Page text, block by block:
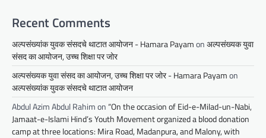
Recent Comments
अल्पसंख्यांक युवक संसदचे थाटात आयोजन - Hamara Payamonअल्पसंख्यक युवा
संसद का आयोजन, उच्च शिक्षा पर जोर
अल्पसंख्यक युवा संसद का आयोजन, उच्च शिक्षा पर जोर - Hamara Payamon
अल्पसंख्यांक युवक संसदचे थाटात आयोजन
Abdul Azim Abdul Rahimon “On the occasion of Eid-e-Milad-un-Nabi,
Jamaat-e-Islami Hind’s Youth Movement organized a blood donation
camp at three locations: Mira Road, Madanpura, and Malony, with